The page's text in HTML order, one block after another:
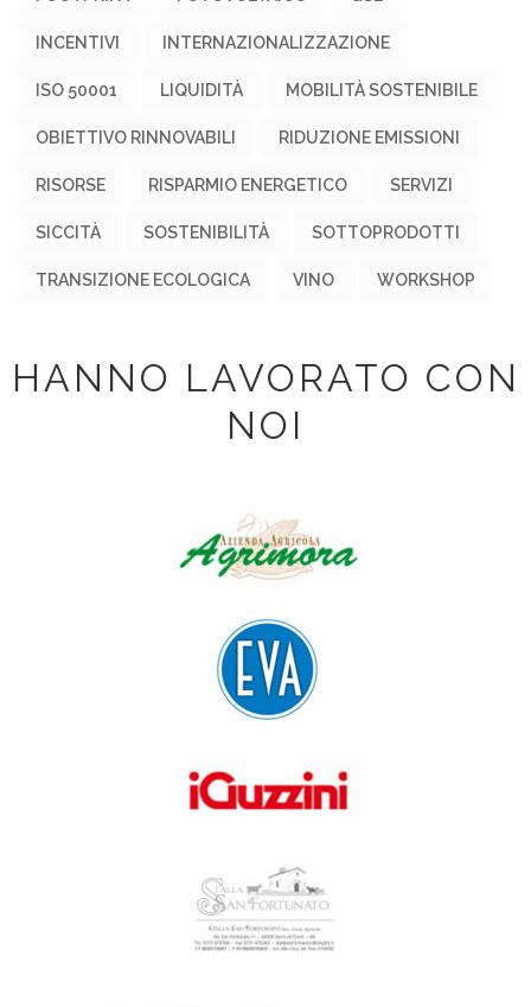
INCENTIVI INTERNAZIONALIZZAZIONE
ISO 50001 LIQUIDITÀ MOBILITÀ SOSTENIBILE
OBIETTIVO RINNOVABILI RIDUZIONE EMISSIONI
RISORSE RISPARMIO ENERGETICO SERVIZI
SICCITÀ SOSTENIBILITÀ SOTTOPRODOTTI
TRANSIZIONE ECOLOGICA VINO WORKSHOP
HANNO LAVORATO CON
NOI